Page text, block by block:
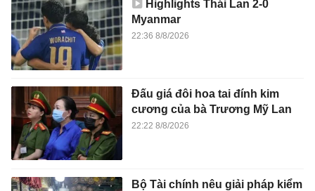
Highlights Thái Lan 2-0
Myanmar
22:36 8/8/2026
Đấu giá đôi hoa tai đính kim
cương của bà Trương Mỹ Lan
22:22 8/8/2026
Bộ Tài chính nêu giải pháp kiểm